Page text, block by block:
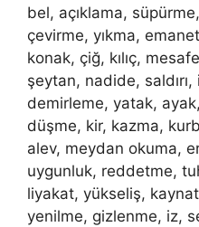
bel, açıklama,
çevirme, yıkma,
konak, çiğ, kılıç,
şeytan, nadide,
demirleme, yatak,
düşme, kir, kazma,
alev, meydan okuma,
uygunluk, reddetme,
liyakat, yükseliş,
yenilme, gizlenme, iz,